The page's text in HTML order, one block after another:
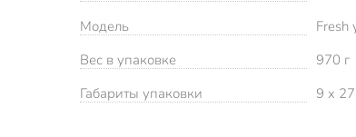
Модель
Fresh
Вес в упаковке
970 г
Габариты упаковки
9 x